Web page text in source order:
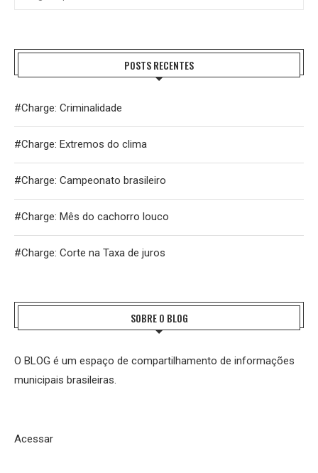
POSTS RECENTES
#Charge: Criminalidade
#Charge: Extremos do clima
#Charge: Campeonato brasileiro
#Charge: Mês do cachorro louco
#Charge: Corte na Taxa de juros
SOBRE O BLOG
O BLOG é um espaço de compartilhamento de informações
municipais brasileiras.
Acessar